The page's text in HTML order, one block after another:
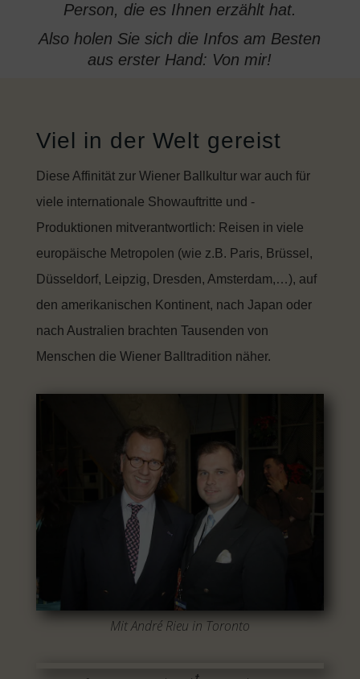
Person, die es Ihnen erzählt hat.
Also holen Sie sich die Infos am Besten
aus erster Hand: Von mir!
Viel in der Welt gereist
Diese Affinität zur Wiener Ballkultur war auch für
viele internationale Showauftritte und -
Produktionen mitverantwortlich: Reisen in viele
europäische Metropolen (wie z.B. Paris, Brüssel,
Düsseldorf, Leipzig, Dresden, Amsterdam,…), auf
den amerikanischen Kontinent, nach Japan oder
nach Australien brachten Tausenden von
Menschen die Wiener Balltradition näher.
Mit André Rieu in Toronto